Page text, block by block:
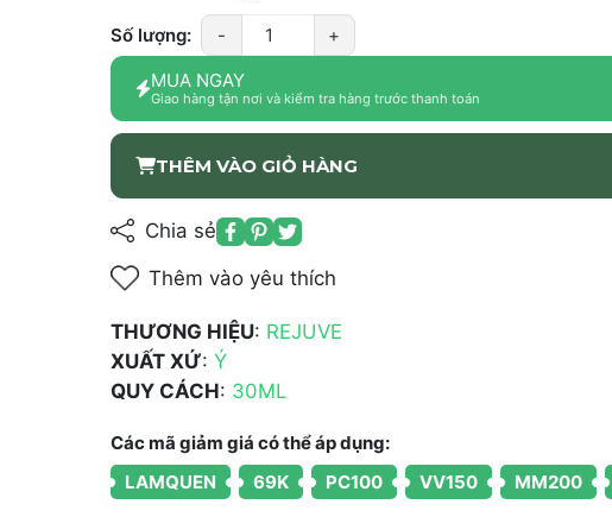
Số lượng: - +
MUA NGAY
Giao hàng tận nơi và kiểm tra hàng trước thanh toán
THÊM VÀO GIỎ HÀNG
Chia sẻ
Thêm vào yêu thích
THƯƠNG HIỆU: REJUVE
XUẤT XỨ: Ý
QUY CÁCH: 30ML
Các mã giảm giá có thể áp dụng:
LAMQUEN
69K PC100 VV150 MM200